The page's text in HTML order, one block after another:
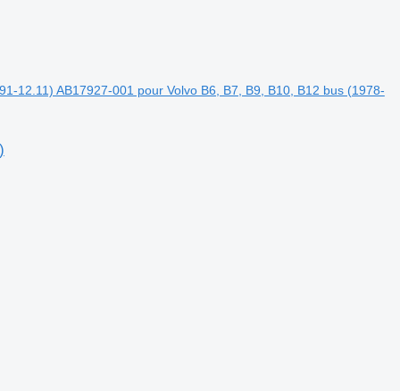
12.11) AB17927-001 pour Volvo B6, B7, B9, B10, B12 bus (1978-